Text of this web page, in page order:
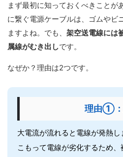
まず最初に知っておくべきことが
に繋ぐ電源ケーブルは、ゴムやビ
ますよね。でも、 架空送電線には
属線がむき出しです。
なぜか？理由は2つです。
理由①：
大電流が流れると電線が発熱
こもって電線が劣化するため